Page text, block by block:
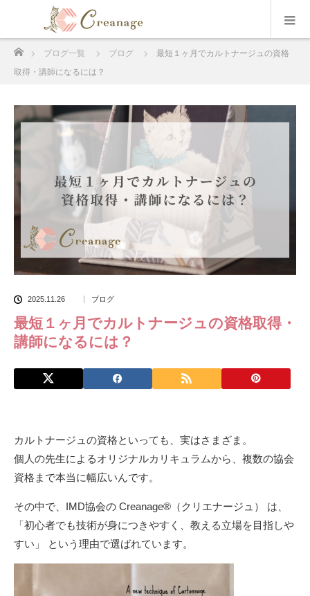
ブログ一覧 ブログ
最短１ヶ月でカルトナージュの資格
取得・講師になるには？
2025.11.26 ブログ
最短１ヶ月でカルトナージュの資格取得・
講師になるには？
カルトナージュの資格といっても、実はさまざま。
個人の先生によるオリジナルカリキュラムから、複数の協会
資格まで本当に幅広いんです。
その中で、IMD協会の Creanage®（クリエナージュ） は、
「初心者でも技術が身につきやすく、教える立場を目指しや
すい」 という理由で選ばれています。